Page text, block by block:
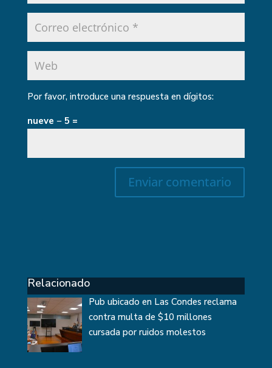
Por favor, introduce una respuesta en dígitos:
nueve − 5 =
Relacionado
Pub ubicado en Las Condes reclama
contra multa de $10 millones
cursada por ruidos molestos